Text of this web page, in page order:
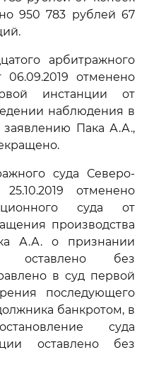
950 783 рублей 67
арбитражного
06.09.2019 отменено
инстанции от
наблюдения в
Пака А.А.,
суда Северо-
отменено
суда от
производства
А.А. о признании
оставлено без
в суд первой
последующего
банкротом, в
суда
оставлено без